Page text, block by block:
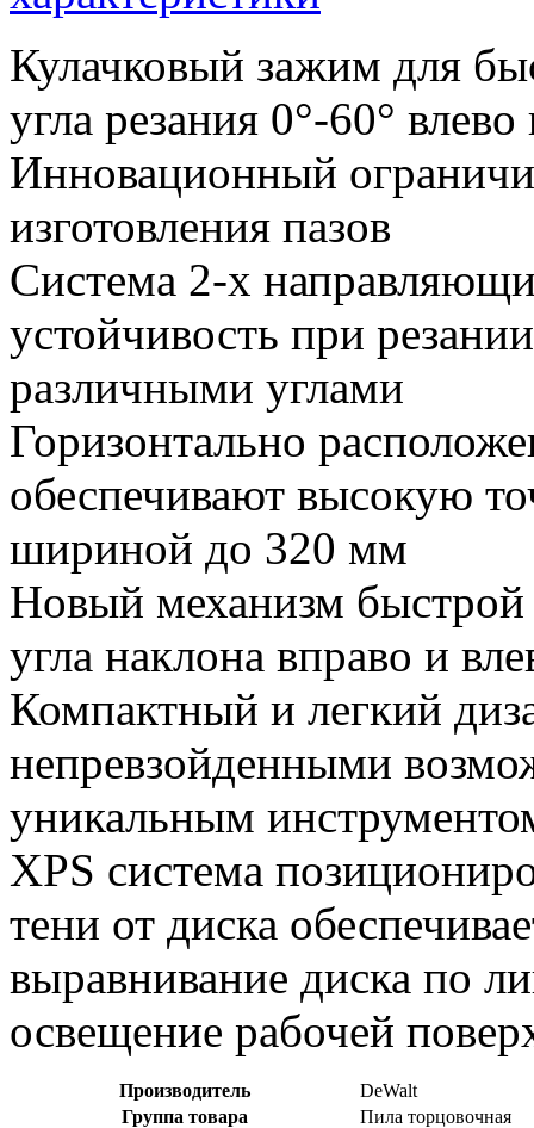
Кулачковый зажим для
угла резания 0°-60°
Инновационный
изготовления пазов
Система 2-х
устойчивость при
различными углами
Горизонтально
обеспечивают высокую
шириной до 320 мм
Новый механизм быстрой
угла наклона вправо и
Компактный и легкий
непревзойденными
уникальным
XPS система
тени от диска
выравнивание диска по
освещение рабочей
Производитель
DeWalt
Группа товара
Пила торцовочная